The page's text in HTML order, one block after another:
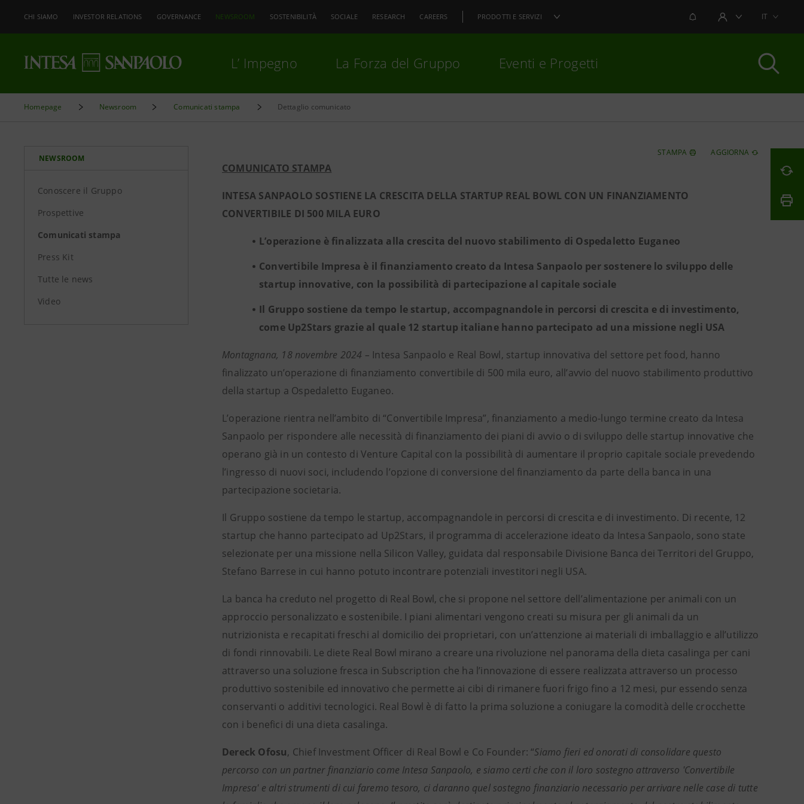
CHI SIAMO INVESTOR RELATIONS GOVERNANCE NEWSROOM SOSTENIBILITÀ SOCIALE RESEARCH CAREERS PRODOTTI E SERVIZI NOTIFICHEAREA UTENTEIT
L’ Impegno La Forza del Gruppo Eventi e Progetti
Homepage Newsroom Comunicati stampa Dettaglio comunicato
NEWSROOM
Conoscere il Gruppo
Prospettive
Comunicati stampa
Press Kit
Tutte le news
Video
STAMPA AGGIORNA
COMUNICATO STAMPA
INTESA SANPAOLO SOSTIENE LA CRESCITA DELLA STARTUP REAL BOWL CON UN FINANZIAMENTO
CONVERTIBILE DI 500 MILA EURO
L’operazione è finalizzata alla crescita del nuovo stabilimento di Ospedaletto Euganeo
Convertibile Impresa è il finanziamento creato da Intesa Sanpaolo per sostenere lo sviluppo delle
startup innovative, con la possibilità di partecipazione al capitale sociale
Il Gruppo sostiene da tempo le startup, accompagnandole in percorsi di crescita e di investimento,
come Up2Stars grazie al quale 12 startup italiane hanno partecipato ad una missione negli USA
Montagnana, 18 novembre 2024 – Intesa Sanpaolo e Real Bowl, startup innovativa del settore pet food, hanno
finalizzato un’operazione di finanziamento convertibile di 500 mila euro, all’avvio del nuovo stabilimento produttivo
della startup a Ospedaletto Euganeo.
L’operazione rientra nell’ambito di “Convertibile Impresa”, finanziamento a medio-lungo termine creato da Intesa
Sanpaolo per rispondere alle necessità di finanziamento dei piani di avvio o di sviluppo delle startup innovative che
operano già in un contesto di Venture Capital con la possibilità di aumentare il proprio capitale sociale prevedendo
l’ingresso di nuovi soci, includendo l’opzione di conversione del finanziamento da parte della banca in una
partecipazione societaria.
Il Gruppo sostiene da tempo le startup, accompagnandole in percorsi di crescita e di investimento. Di recente, 12
startup che hanno partecipato ad Up2Stars, il programma di accelerazione ideato da Intesa Sanpaolo, sono state
selezionate per una missione nella Silicon Valley, guidata dal responsabile Divisione Banca dei Territori del Gruppo,
Stefano Barrese in cui hanno potuto incontrare potenziali investitori negli USA.
La banca ha creduto nel progetto di Real Bowl, che si propone nel settore dell’alimentazione per animali con un
approccio personalizzato e sostenibile. I piani alimentari vengono creati su misura per gli animali da un
nutrizionista e recapitati freschi al domicilio dei proprietari, con un’attenzione ai materiali di imballaggio e all’utilizzo
di fondi rinnovabili. Le diete Real Bowl mirano a creare una rivoluzione nel panorama della dieta casalinga per cani
attraverso una soluzione fresca in Subscription che ha l’innovazione di essere realizzata attraverso un processo
produttivo sostenibile ed innovativo che permette ai cibi di rimanere fuori frigo fino a 12 mesi, pur essendo senza
conservanti o additivi tecnologici. Real Bowl è di fatto la prima soluzione a coniugare la comodità delle crocchette
con i benefici di una dieta casalinga.
Dereck Ofosu, Chief Investment Officer di Real Bowl e Co Founder: “Siamo fieri ed onorati di consolidare questo
percorso con un partner finanziario come Intesa Sanpaolo, e siamo certi che con il loro sostegno attraverso 'Convertibile
Impresa' e altri strumenti di cui faremo tesoro, ci daranno quel sostegno finanziario necessario per arrivare nelle case di tutte